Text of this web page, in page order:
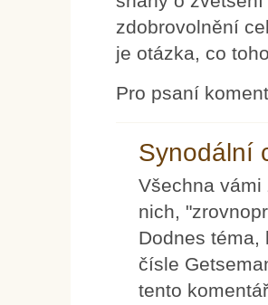
zdobrovolnění
je otázka, co
Pro psaní
Synodální
Všechna
nich,
Dodnes
čísle
tento